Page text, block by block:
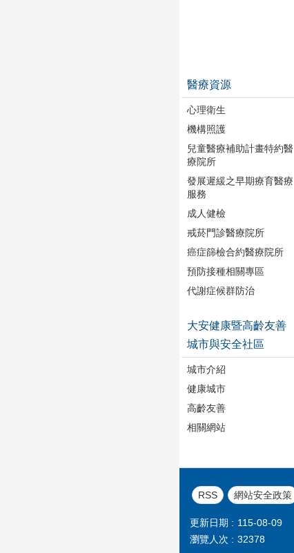
醫療資源
心理衛生
機構照護
兒童醫療補助計畫特約醫
療院所
發展遲緩之早期療育醫療
服務
成人健檢
戒菸門診醫療院所
癌症篩檢合約醫療院所
預防接種相關專區
代謝症候群防治
大安健康暨高齡友善
城市與安全社區
城市介紹
健康城市
高齡友善
相關網站
RSS 網站安全政策
更新日期
115-08-09
瀏覽人次
32378